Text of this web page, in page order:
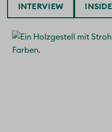
INTERVIEW